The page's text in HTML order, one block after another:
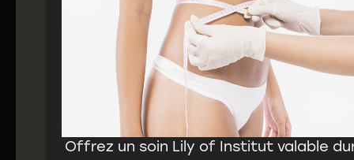
Offrez un soin Lily of Institut valable